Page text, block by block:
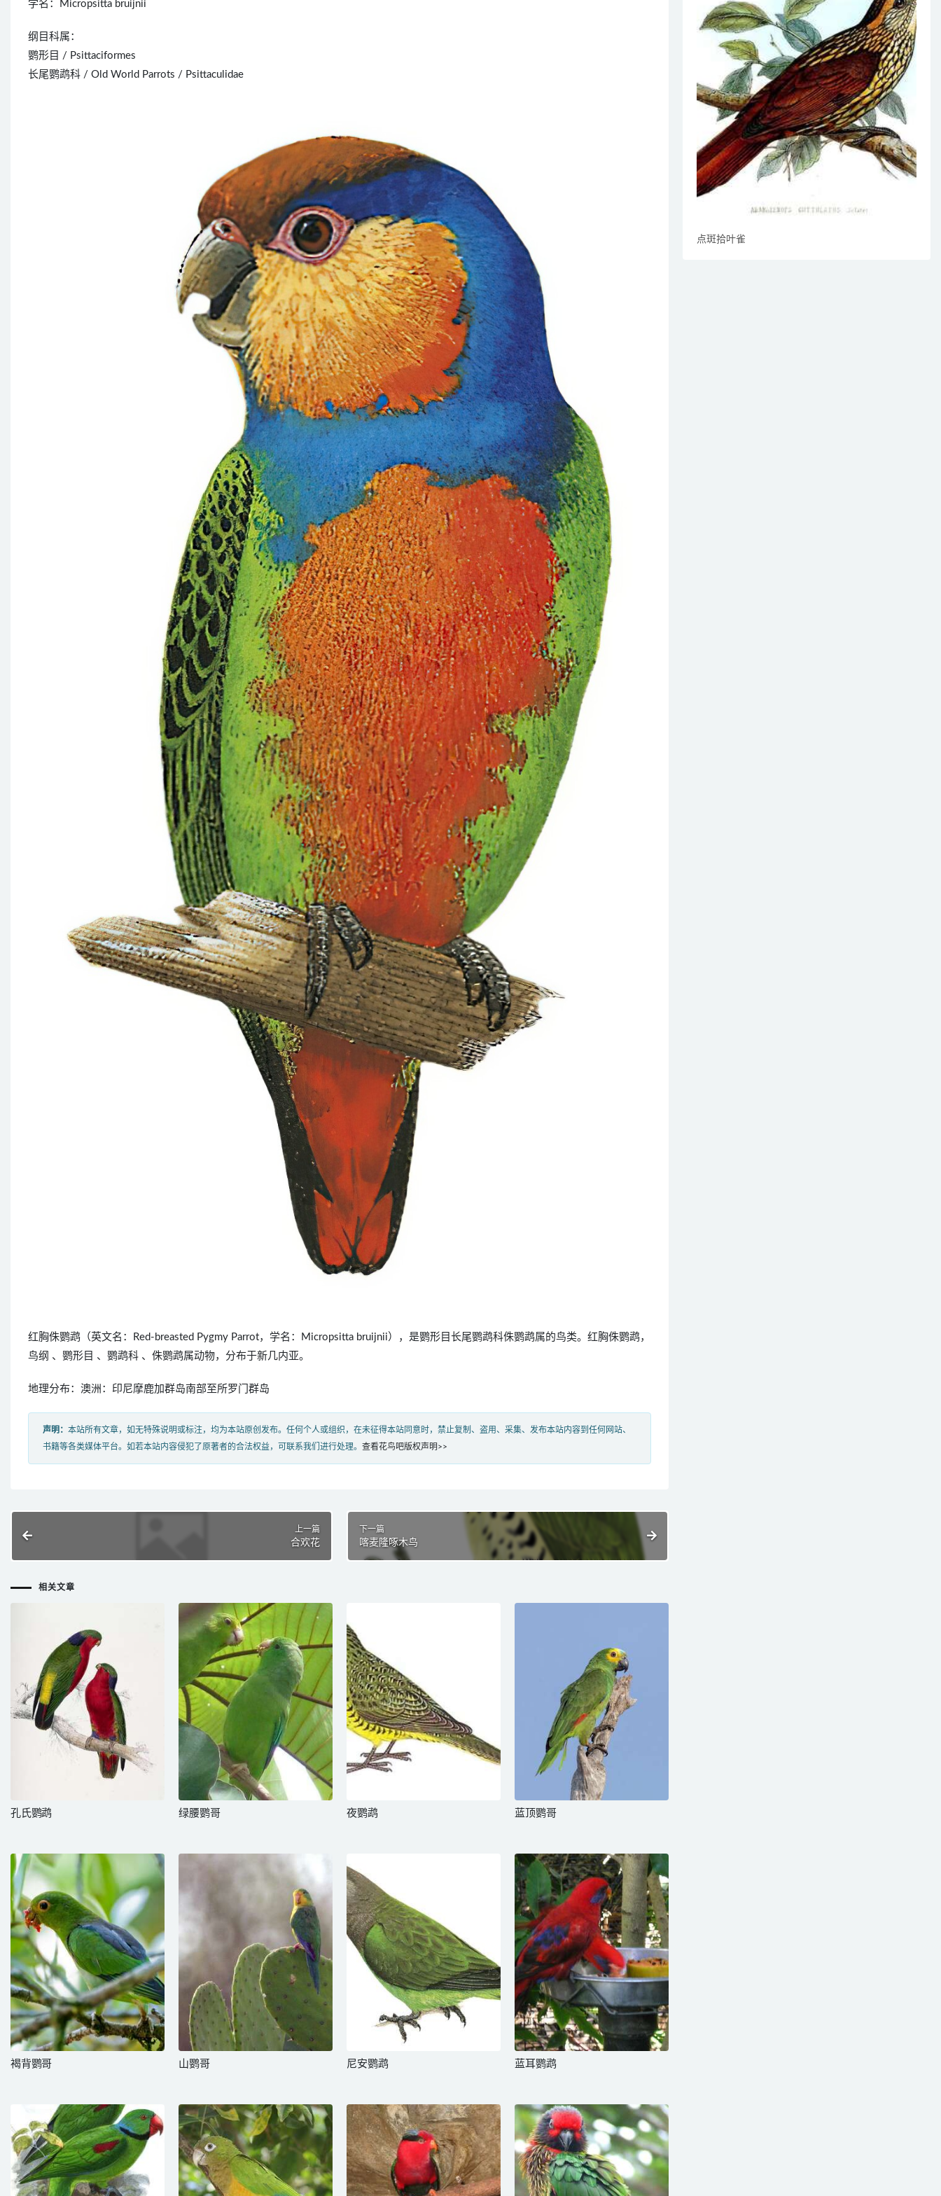
学名：Micropsitta bruijnii
纲目科属：
鹦形目 / Psittaciformes
长尾鹦鹉科 / Old World Parrots / Psittaculidae
红胸侏鹦鹉（英文名：Red-breasted Pygmy Parrot，学名：Micropsitta bruijnii），是鹦形目长尾鹦鹉科侏鹦鹉属的鸟类。红胸侏鹦鹉，
鸟纲 、鹦形目 、鹦鹉科 、侏鹦鹉属动物，分布于新几内亚。
地理分布：澳洲：印尼摩鹿加群岛南部至所罗门群岛
声明： 本站所有文章，如无特殊说明或标注，均为本站原创发布。任何个人或组织，在未征得本站同意时，禁止复制、盗用、采集、发布本站内容到任何网站、
书籍等各类媒体平台。如若本站内容侵犯了原著者的合法权益，可联系我们进行处理。 查看花鸟吧版权声明>>
上一篇
合欢花
下一篇
喀麦隆啄木鸟
相关文章
孔氏鹦鹉 绿腰鹦哥 夜鹦鹉 蓝顶鹦哥
褐背鹦哥 山鹦哥 尼安鹦鹉 蓝耳鹦鹉
点斑拾叶雀